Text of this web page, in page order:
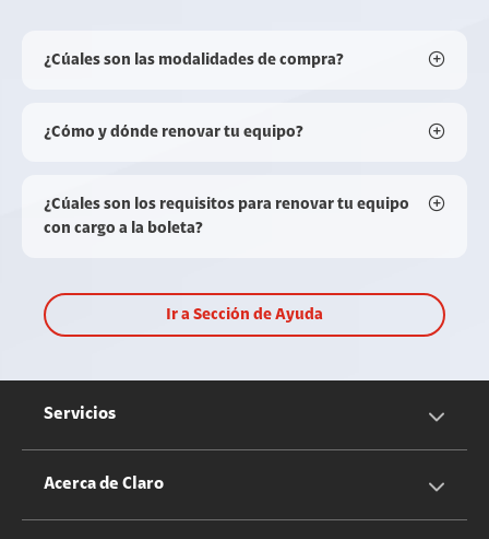
¿Cúales son las modalidades de compra?
¿Cómo y dónde renovar tu equipo?
¿Cúales son los requisitos para renovar tu equipo
con cargo a la boleta?
Ir a Sección de Ayuda
Servicios
Servicios Móviles
Acerca de Claro